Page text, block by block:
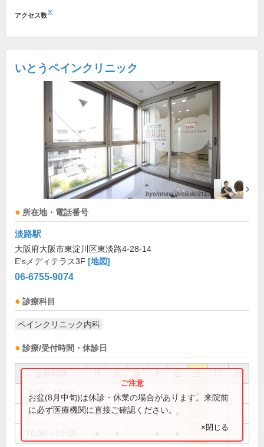
アクセス数※
いとうペインクリニック
所在地・電話番号
淡路駅
大阪府大阪市東淀川区東淡路4-28-14
E'sメディテラス3F [地図]
06-6755-9074
診療科目
ペインクリニック内科
診療/受付時間・休診日
祝
9:00～13:00 ● ● ● ●
14:00～16:30 ● ● ●
お盆(8月中旬)は休診・休業の場合があります。来院前
に必ず医療機関に直接ご確認ください。
×閉じる